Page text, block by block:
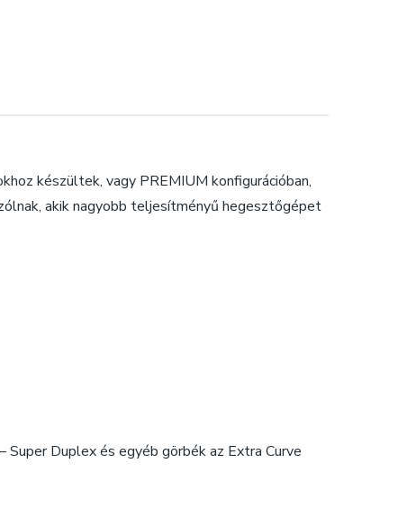
készültek, vagy PREMIUM konfigurációban,
akik nagyobb teljesítményű hegesztőgépet
Duplex és egyéb görbék az Extra Curve